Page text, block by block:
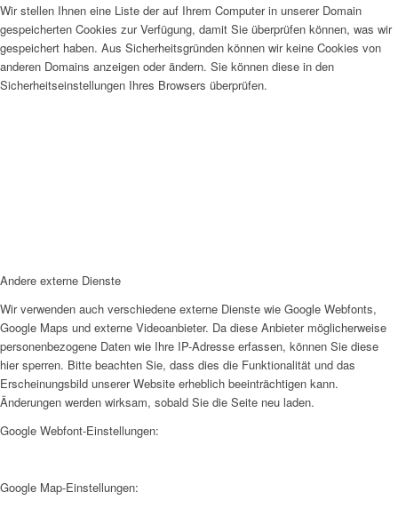
Wir stellen Ihnen eine Liste der auf Ihrem Computer in unserer Domain
gespeicherten Cookies zur Verfügung, damit Sie überprüfen können, was wir
gespeichert haben. Aus Sicherheitsgründen können wir keine Cookies von
anderen Domains anzeigen oder ändern. Sie können diese in den
Sicherheitseinstellungen Ihres Browsers überprüfen.
Andere externe Dienste
Wir verwenden auch verschiedene externe Dienste wie Google Webfonts,
Google Maps und externe Videoanbieter. Da diese Anbieter möglicherweise
personenbezogene Daten wie Ihre IP-Adresse erfassen, können Sie diese
hier sperren. Bitte beachten Sie, dass dies die Funktionalität und das
Erscheinungsbild unserer Website erheblich beeinträchtigen kann.
Änderungen werden wirksam, sobald Sie die Seite neu laden.
Google Webfont-Einstellungen:
Google Map-Einstellungen: